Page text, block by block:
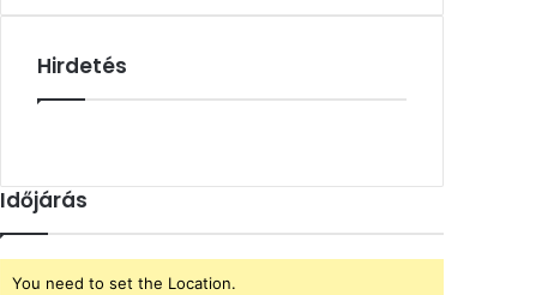
Hirdetés
Időjárás
You need to set the Location.